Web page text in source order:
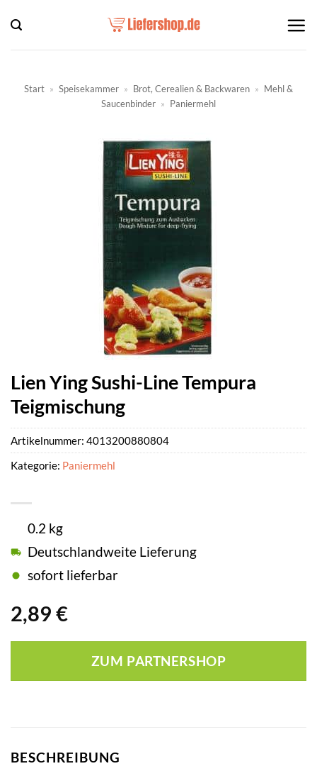
Inhalt
springen
Start » Speisekammer » Brot, Cerealien & Backwaren » Mehl &
Saucenbinder » Paniermehl
Lien Ying Sushi-Line Tempura
Teigmischung
2,89 €
0.2 kg
Deutschlandweite Lieferung
sofort lieferbar
ZUM PARTNERSHOP
Artikelnummer: 4013200880804
Kategorie: Paniermehl
BESCHREIBUNG